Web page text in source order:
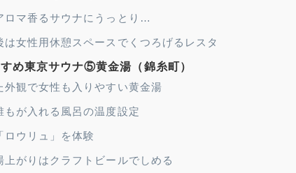
ロマ香るサウナにうっとり…
は女性用休憩スペースでくつろげるレスタ
め東京サウナ⑤黄金湯（錦糸町）
外観で女性も入りやすい黄金湯
もが入れる風呂の温度設定
ロウリュ」を体験
上がりはクラフトビールでしめる